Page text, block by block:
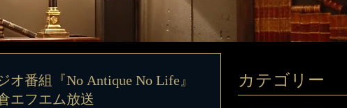
オ番組『No Antique No Life』
エフエム放送
カテゴリー